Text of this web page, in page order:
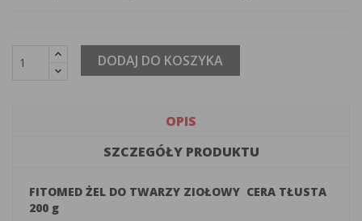
DODAJ DO KOSZYKA
OPIS
SZCZEGÓŁY PRODUKTU
FITOMED ŻEL DO TWARZY ZIOŁOWY CERA TŁUSTA
200 g